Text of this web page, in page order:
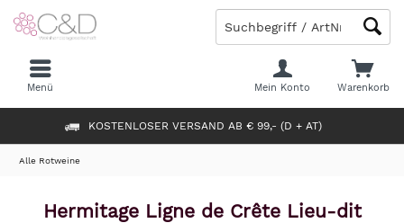
KOSTENLOSER VERSAND AB € 99,- (D + AT)
Warenkorb
Mein Konto
Menü
Alle Rotweine
Hermitage Ligne de Crête Lieu-dit